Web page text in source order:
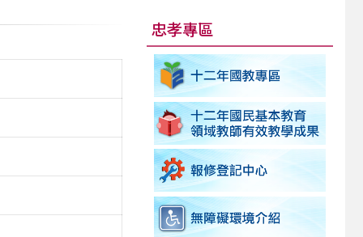
忠孝專區